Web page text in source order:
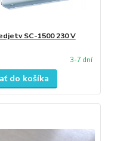
SC-1500 230 V
3-7 dní
do košíka